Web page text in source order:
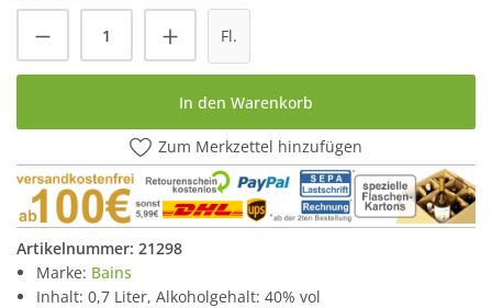
Produkt Anzahl: Gib den gewünschten
Fl.
In den Warenkorb
Zum Merkzettel hinzufügen
Artikelnummer: 21298
Marke: Bains
Inhalt: 0,7 Liter, Alkoholgehalt: 40% vol